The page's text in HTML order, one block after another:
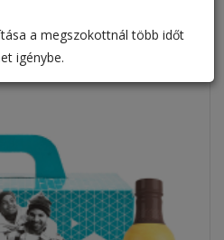
a megszokottnál több időt
igénybe.